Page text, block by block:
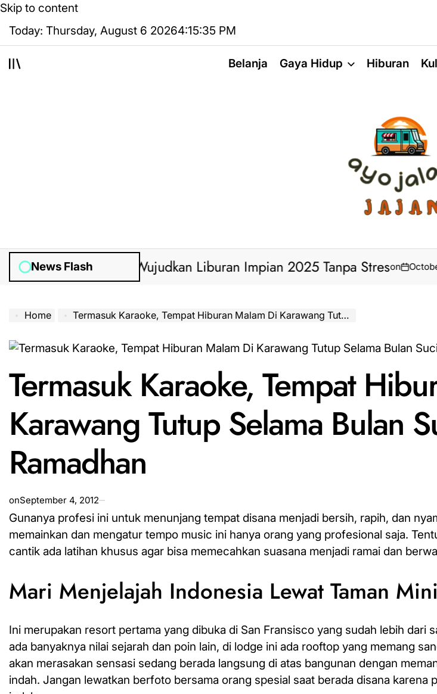
Skip to content
Today: Thursday, August 6 20264:15:36 PM
Belanja Gaya Hidup Hiburan
News Flash
Lengkap Wujudkan Liburan Impian 2025 Tanpa Streson October 15, 2025
Home Termasuk Karaoke, Tempat Hiburan Malam Di Karawang Tutup Selama Bulan Suci Ramadhan
Termasuk Karaoke, Tempat
Karawang Tutup Selama Bulan
Ramadhan
onSeptember 4, 2012
Gunanya profesi ini untuk menunjang tempat disana menjadi bersih, rapih, dan
memainkan dan mengatur tempo music ini hanya orang yang profesional saja.
cantik ada latihan khusus agar bisa memecahkan suasana menjadi ramai dan
Mari Menjelajah Indonesia Lewat Taman
Ini merupakan resort pertama yang dibuka di San Fransisco yang sudah lebih dari
ada banyaknya nilai sejarah dan poin lain, di lodge ini ada rooftop yang memang
akan merasakan sensasi sedang berada langsung di atas bangunan dengan
indah. Jangan lewatkan berfoto bersama orang spesial saat berada disana karena